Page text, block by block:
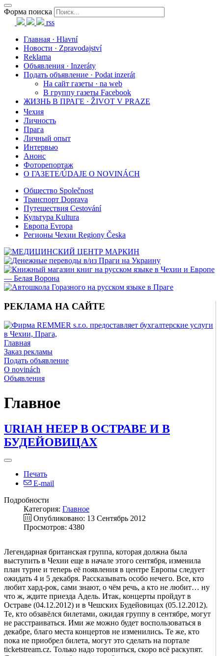
Форма поиска
rss
Главная · Hlavní
Новости · Zpravodajství
Reklama
Объявления · Inzeráty
Подать объявление · Podat inzerát
На сайт газеты · na web
В группу газеты Facebook
ЖИЗНЬ В ПРАГЕ · ŽIVOT V PRAZE
Чехия
Личность
Прага
Личный опыт
Интервью
Анонс
Фоторепортаж
О ГАЗЕТЕ/ÚDAJE O NOVINÁCH
Общество Společnost
Транспорт Doprava
Путешествия Cestování
Культура Kultura
Европа Evropa
Регионы Чехии Regiony Česka
РЕКЛАМА НА САЙТЕ
Главная
Заказ рекламы
Подать объявление
O novinách
Объявления
Главное
URIAH HEEP В ОСТРАВЕ И В
БУДЕЙОВИЦАХ
Печать
E-mail
Подробности
Категория: Главное
Опубликовано: 13 Сентябрь 2012
Просмотров: 4380
Легендарная британская группа, которая должна была
выступить в Чехии еще в начале этого сентября, изменила
план турне и теперь её появления в центре Европы следует
ожидать 4 и 5 декабря. Рассказывать особо нечего. Все, кто
любит хард-рок, сами знают, о чём речь, а кто не любит… ну
что ж, ждите приезда Адель. Итак, концерты пройдут в
Остраве (04.12.2012) и в Чешских Будейовицах (05.12.2012).
Те, кто обзавёлся билетами, ожидая группу в сентябре, могут
не расстраиваться. Ими же можно будет воспользоваться в
декабре, благо места концертов не изменились. Те же, кто
пока не приобрел билета, могут это сделать на портале
ticketstream.cz. Только надо торопиться, скоро всё раскупят.